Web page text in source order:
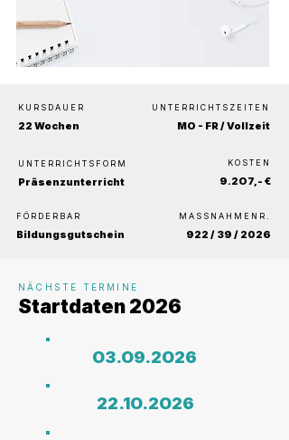
KURSDAUER
22 Wochen
UNTERRICHTSZEITEN
MO - FR / Vollzeit
UNTERRICHTSFORM
Präsenzunterricht
FÖRDERBAR
Bildungsgutschein
KOSTEN
9.2O7,- €
MASSNAHMENR.
922 / 39 / 2026
NÄCHSTE TERMINE
Startdaten 2026
O3.O9.2O26
22.1O.2O26